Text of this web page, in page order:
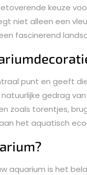
keuze
niet alleen een
fascinerend
punt en geeft
gedrag
zoals torentjes,
het aquatisch
aquarium is het